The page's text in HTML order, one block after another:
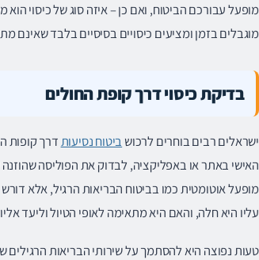
מופעל עבורכם הביטוח, ואם כן – איזה סוג של כיסוי
מוגבלים בזמן ומציעים כיסויים בסיסיים בלבד שאינם
בדיקת כיסוי דרך קופת החולים
ישראלים רבים בוחרים לרכוש ביטוח נסיעותדרך קופות
האישי באתר או באפליקציה, לבדוק את הפוליסה
מופעל אוטומטית כמו בביטוח הבריאות הרגיל, אלא
עליו היא חלה, והאם היא מתאימה לאופי הטיול וליעד
טעות נפוצה היא להסתמך על שירותי הבריאות הרגילים